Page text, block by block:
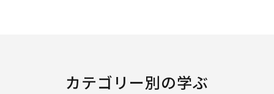
カテゴリー別の学ぶ